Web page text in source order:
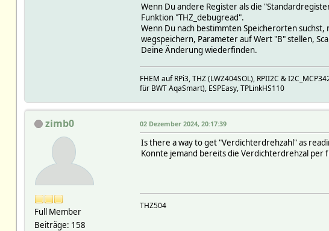
Wenn Du andere Register als die
Funktion "THZ_debugread".
Wenn Du nach bestimmten Speicherorten
wegspeichern, Parameter auf Wert "B" stellen,
Deine Änderung wiederfinden.
FHEM auf RPi3, THZ (LWZ404SOL), RPII2C &
für BWT AqaSmart), ESPEasy, TPLinkHS110
zimb0
Full Member
Beiträge: 158
02 Dezember 2024, 20:17:39
Is there a way to get "Verdichterdrehzahl" as
Konnte jemand bereits die Verdichterdrehzal per
THZ504